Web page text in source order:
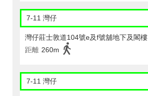
7-11 灣仔
灣仔莊士敦道104號e及f號舖地下及閣樓
距離 260m
7-11 灣仔